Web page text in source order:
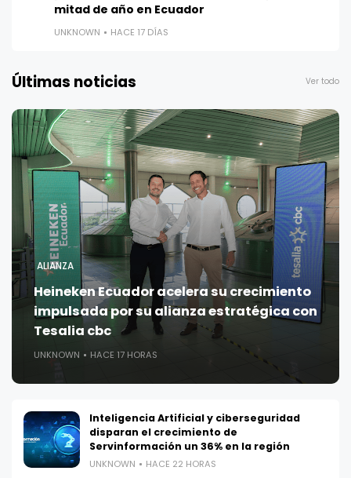
mitad de año en Ecuador
UNKNOWN HACE 17 DÍAS
Últimas noticias Ver todo
ALIANZA
Heineken Ecuador acelera su crecimiento
impulsada por su alianza estratégica con
Tesalia cbc
UNKNOWN HACE 17 HORAS
Inteligencia Artificial y ciberseguridad
disparan el crecimiento de
Servinformación un 36% en la región
UNKNOWN HACE 22 HORAS